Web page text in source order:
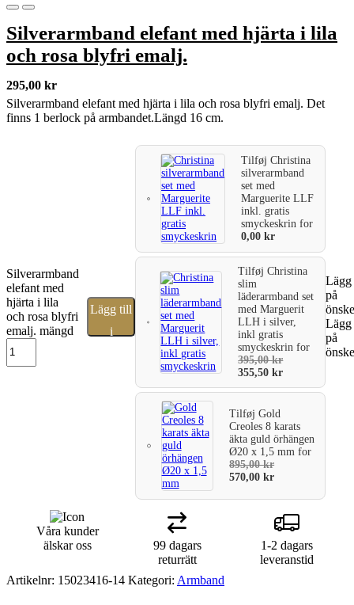
Silverarmband elefant med hjärta i lila
och rosa blyfri emalj.
295,00 kr
Silverarmband elefant med hjärta i lila och rosa blyfri emalj. Det
finns 1 berlock på armbandet.Längd 16 cm.
Silverarmband
elefant med
hjärta i lila
och rosa blyfri
emalj. mängd
Lägg till
i
TilføjChristina
silverarmband
set med
Marguerite LLF
inkl. gratis
smyckeskrinfor
0,00kr
TilføjChristina
slim
läderarmband set
med Marguerit
LLH i silver,
inkl gratis
smyckeskrinfor
395,00kr
355,50kr
TilføjGold
Creoles 8 karats
äkta guld örhängen
Ø20 x 1,5 mmfor
895,00kr
570,00kr
på
på
Våra kunder
älskar oss
99 dagars
returrätt
1-2 dagars
leveranstid
Artikelnr: 15023416-14 Kategori: Armband